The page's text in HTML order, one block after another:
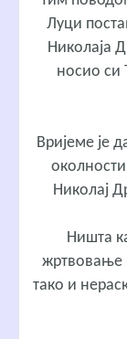
Луци
Николаја
носио си
Вријеме је
Николај
Ништа
жртвовање
тако и